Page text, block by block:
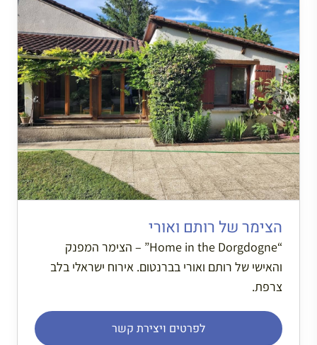
הצימר של רותם ואורי
“Home in the Dorgdogne” – הצימר המפנק
והאישי של רותם ואורי בברנטום. אירוח ישראלי בלב
צרפת.
לפרטים ויצירת קשר